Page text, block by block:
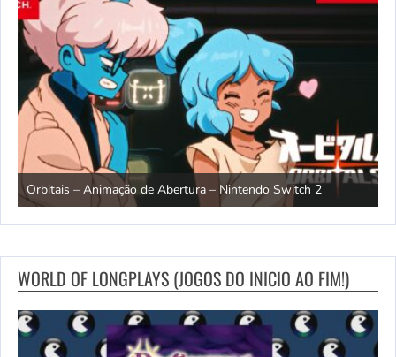
Orbitais – Animação de Abertura – Nintendo Switch 2
WORLD OF LONGPLAYS (JOGOS DO INICIO AO FIM!)